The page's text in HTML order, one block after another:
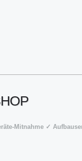
Mitnahme ✓